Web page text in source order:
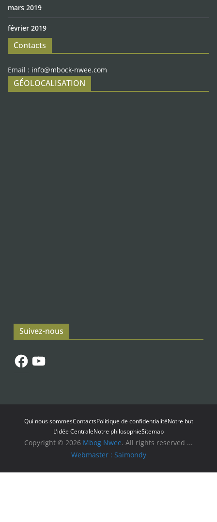
mars 2019
février 2019
Contacts
Email : info@mbock-nwee.com
GÉOLOCALISATION
Suivez-nous
FacebookYouTube
Qui nous sommesContactsPolitique de confidentialitéNotre but
L’idée CentraleNotre philosophieSitemap
Copyright © 2026 Mbog Nwee. All rights reserved ...
Webmaster : Saimondy